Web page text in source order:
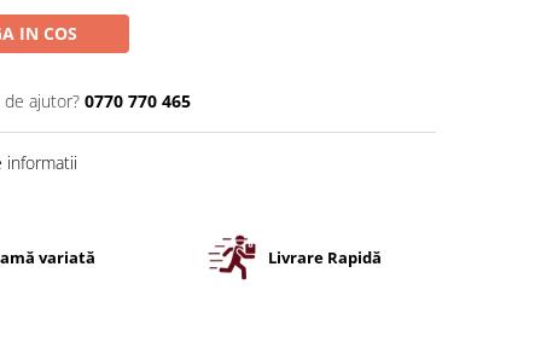
IN COS
de ajutor? 0770 770 465
informatii
variată Livrare Rapidă